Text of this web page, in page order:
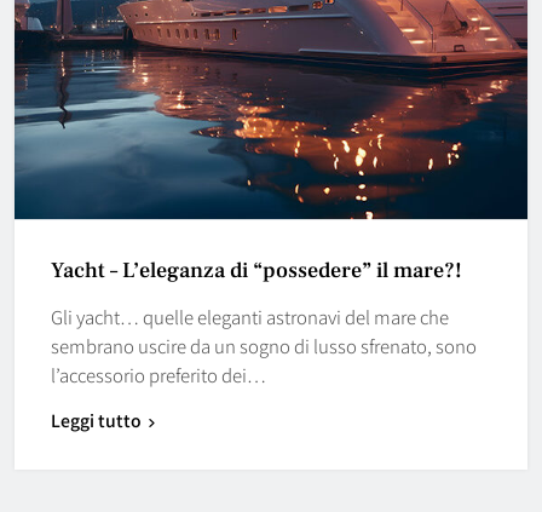
Yacht – L’eleganza di “possedere” il mare?!
Gli yacht… quelle eleganti astronavi del mare che
sembrano uscire da un sogno di lusso sfrenato, sono
l’accessorio preferito dei…
Leggi tutto